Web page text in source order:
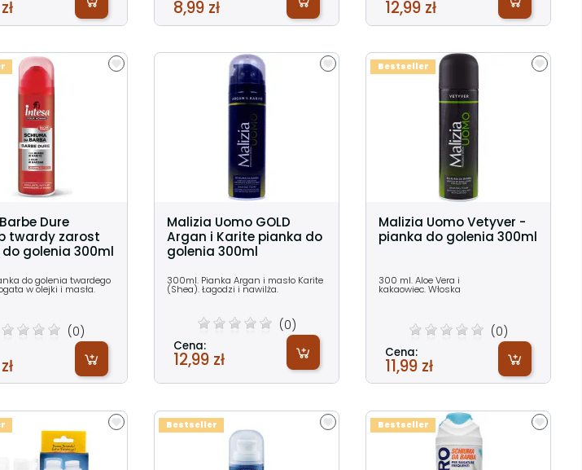
8,99 zł 12,99 zł
Dure
twardy zarost
golenia 300ml
do golenia twardego
w olejki i masła.
(0)
Malizia Uomo GOLD
Argan i Karite pianka do
golenia 300ml
300ml. Pianka Argan i masło Karite
(Shea). Łagodzi i nawilża.
(0)
Cena:
12,99 zł
Malizia Uomo Vetyver -
pianka do golenia 300ml
300 ml. Aloe Vera i
kakaowiec. Włoska
(0)
Cena:
11,99 zł
Bestseller
Bestseller Bestseller